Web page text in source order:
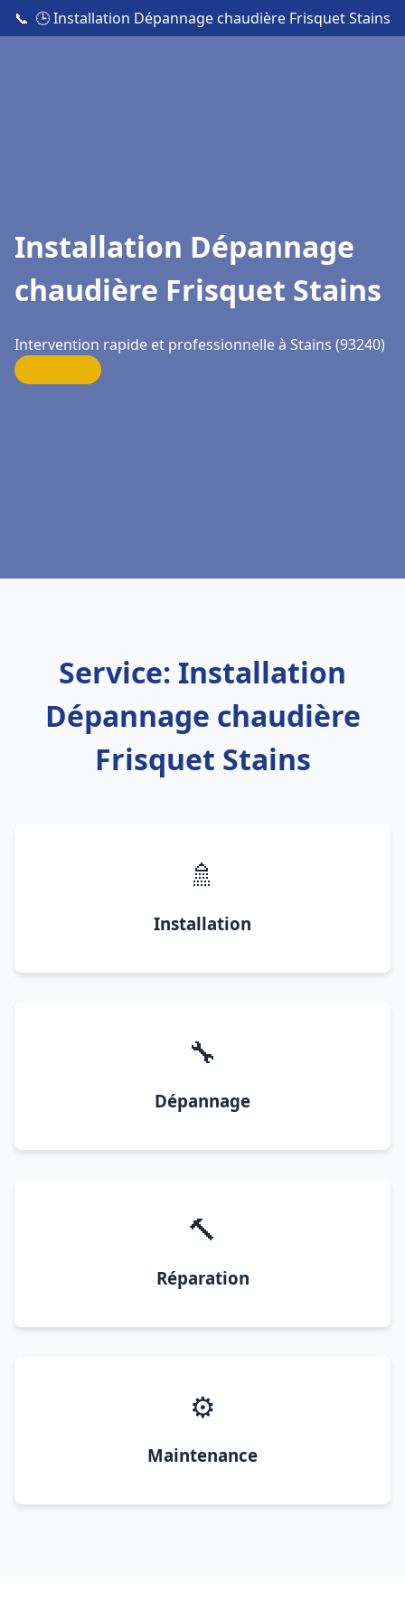
📞 🕒 Installation Dépannage chaudière Frisquet Stains
Installation Dépannage
chaudière Frisquet Stains
Intervention rapide et professionnelle à Stains (93240)
Service: Installation
Dépannage chaudière
Frisquet Stains
🚿
Installation
🔧
Dépannage
🔨
Réparation
⚙️
Maintenance